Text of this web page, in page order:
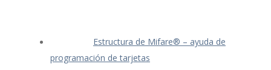
Estructura de Mifare® – ayuda de
programación de tarjetas